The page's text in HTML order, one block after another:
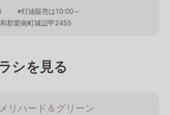
※灯油販売は10:00～
郡愛南町城辺甲2455
シを見る
リハード＆グリーン